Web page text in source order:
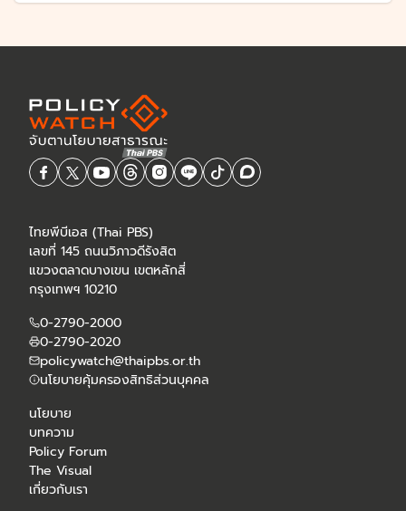
ไทยพีบีเอส (Thai PBS)
เลขที่ 145 ถนนวิภาวดีรังสิต
แขวงตลาดบางเขน เขตหลักสี่
กรุงเทพฯ 10210
0-2790-2000
0-2790-2020
policywatch@thaipbs.or.th
นโยบายคุ้มครองสิทธิส่วนบุคคล
นโยบาย
บทความ
Policy Forum
The Visual
เกี่ยวกับเรา